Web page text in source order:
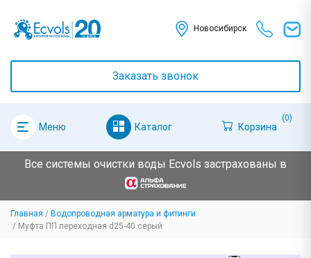
Новосибирск
Заказать звонок
Меню Каталог Корзина
(0)
Все системы очистки воды Ecvols застрахованы в
Главная
Водопроводная арматура и фитинги
Муфта ПП переходная d25-40 серый